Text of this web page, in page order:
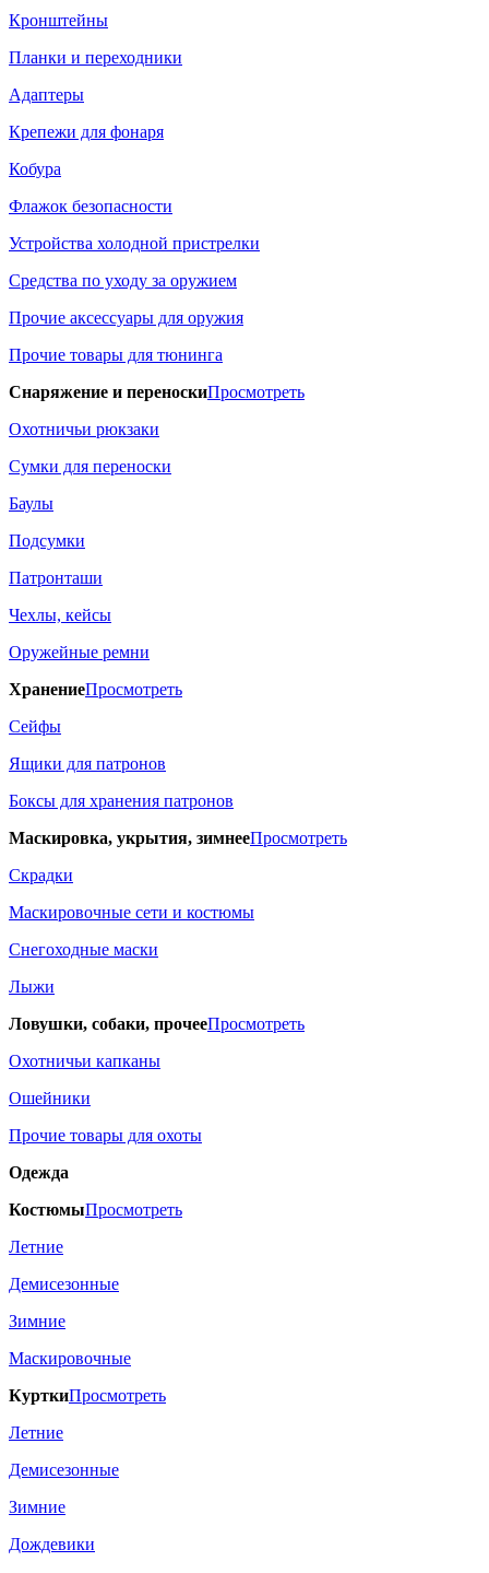
Кронштейны
Планки и переходники
Адаптеры
Крепежи для фонаря
Кобура
Флажок безопасности
Устройства холодной пристрелки
Средства по уходу за оружием
Прочие аксессуары для оружия
Прочие товары для тюнинга
Снаряжение и переноскиПросмотреть
Охотничьи рюкзаки
Сумки для переноски
Баулы
Подсумки
Патронташи
Чехлы, кейсы
Оружейные ремни
ХранениеПросмотреть
Сейфы
Ящики для патронов
Боксы для хранения патронов
Маскировка, укрытия, зимнееПросмотреть
Скрадки
Маскировочные сети и костюмы
Снегоходные маски
Лыжи
Ловушки, собаки, прочееПросмотреть
Охотничьи капканы
Ошейники
Прочие товары для охоты
Одежда
КостюмыПросмотреть
Летние
Демисезонные
Зимние
Маскировочные
КурткиПросмотреть
Летние
Демисезонные
Зимние
Дождевики